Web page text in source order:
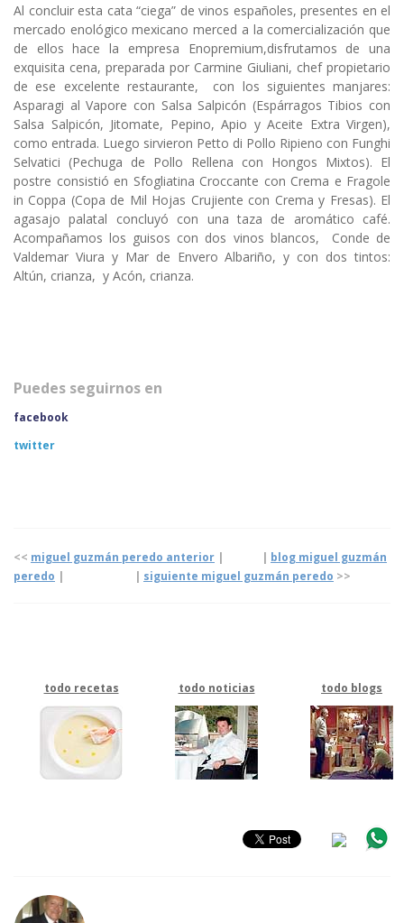
Al concluir esta cata “ciega” de vinos españoles, presentes en el
mercado enológico mexicano merced a la comercialización que
de ellos hace la empresa Enopremium,disfrutamos de una
exquisita cena, preparada por Carmine Giuliani, chef propietario
de ese excelente restaurante, con los siguientes manjares:
Asparagi al Vapore con Salsa Salpicón (Espárragos Tibios con
Salsa Salpicón, Jitomate, Pepino, Apio y Aceite Extra Virgen),
como entrada. Luego sirvieron Petto di Pollo Ripieno con Funghi
Selvatici (Pechuga de Pollo Rellena con Hongos Mixtos). El
postre consistió en Sfogliatina Croccante con Crema e Fragole
in Coppa (Copa de Mil Hojas Crujiente con Crema y Fresas). El
agasajo palatal concluyó con una taza de aromático café.
Acompañamos los guisos con dos vinos blancos, Conde de
Valdemar Viura y Mar de Envero Albariño, y con dos tintos:
Altún, crianza, y Acón, crianza.
Puedes seguirnos en
facebook
twitter
<< miguel guzmán peredo anterior | | blog miguel guzmán
peredo | | siguiente miguel guzmán peredo >>
todo recetas todo noticias todo blogs